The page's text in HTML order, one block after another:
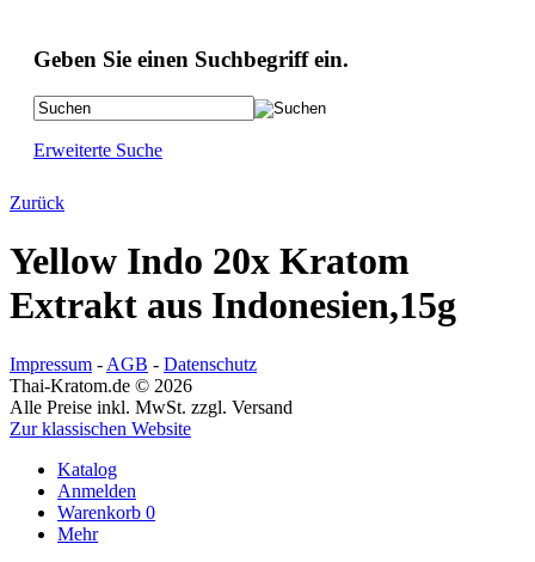
Geben Sie einen Suchbegriff ein.
Erweiterte Suche
Zurück
Yellow Indo 20x Kratom
Extrakt aus Indonesien,15g
Impressum - AGB - Datenschutz
Thai-Kratom.de © 2026
Alle Preise inkl. MwSt. zzgl. Versand
Zur klassischen Website
Katalog
Anmelden
Warenkorb 0
Mehr